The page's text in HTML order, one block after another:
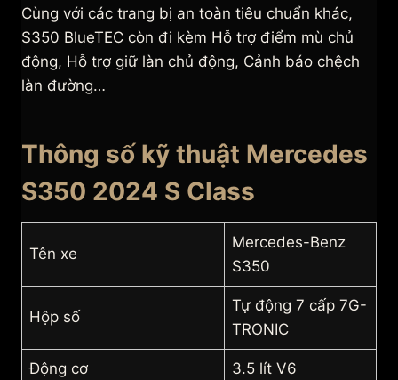
Cùng với các trang bị an toàn tiêu chuẩn khác,
S350 BlueTEC còn đi kèm Hỗ trợ điểm mù chủ
động, Hỗ trợ giữ làn chủ động, Cảnh báo chệch
làn đường…
Thông số kỹ thuật Mercedes
S350 2024 S Class
Tên xe
Mercedes-Benz
S350
Hộp số
Tự động 7 cấp 7G-
TRONIC
Động cơ 3.5 lít V6